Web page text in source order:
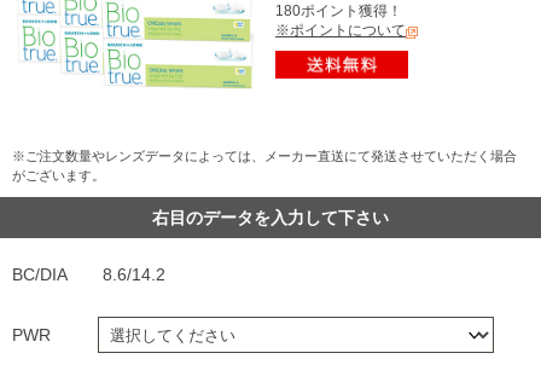
180ポイント獲得！
※ポイントについて
※ご注文数量やレンズデータによっては、メーカー直送にて発送させていただく場合
がございます。
右目のデータを入力して下さい
BC/DIA 8.6/14.2
PWR